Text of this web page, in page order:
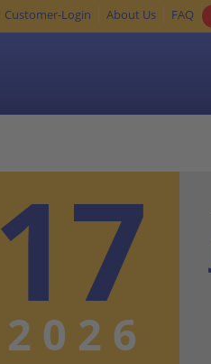
Customer-Login About Us FAQ
17
2026